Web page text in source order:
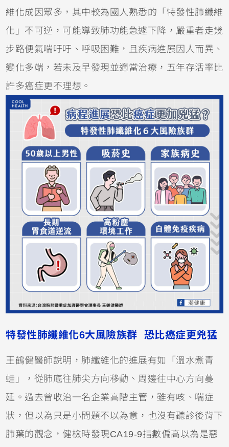
維化成因眾多，其中較為國人熟悉的「特發性肺纖維
化」不可逆，可能導致肺功能急遽下降，嚴重者走幾
步路便氣喘吁吁、呼吸困難，且疾病進展因人而異、
變化多端，若未及早發現並適當治療，五年存活率比
許多癌症更不理想。
特發性肺纖維化6大風險族群 恐比癌症更兇猛
王鶴健醫師說明，肺纖維化的進展有如「溫水煮青
蛙」，從肺底往肺尖方向移動、周邊往中心方向蔓
延。過去曾收治一名企業高階主管，雖有咳、喘症
狀，但以為只是小問題不以為意，也沒有聽診後背下
肺葉的觀念，健檢時發現CA19-9指數偏高以為是惡